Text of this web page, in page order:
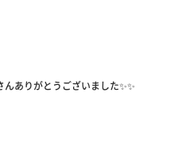
ありがとうございました✨️✨️